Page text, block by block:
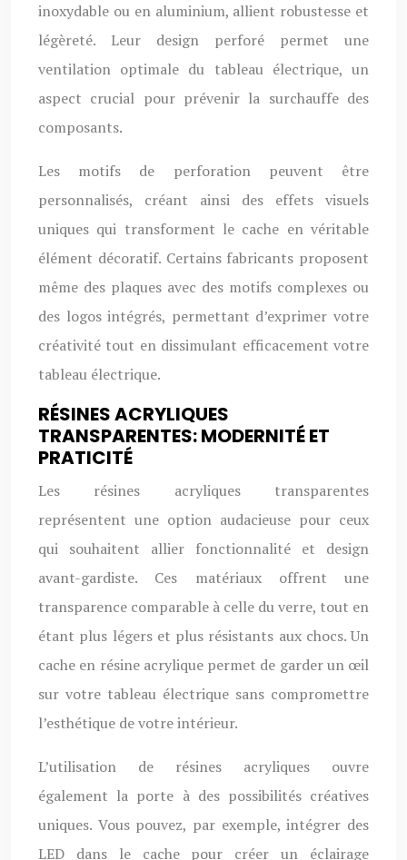
inoxydable ou en aluminium, allient robustesse et
légèreté. Leur design perforé permet une
ventilation optimale du tableau électrique, un
aspect crucial pour prévenir la surchauffe des
composants.
Les motifs de perforation peuvent être
personnalisés, créant ainsi des effets visuels
uniques qui transforment le cache en véritable
élément décoratif. Certains fabricants proposent
même des plaques avec des motifs complexes ou
des logos intégrés, permettant d’exprimer votre
créativité tout en dissimulant efficacement votre
tableau électrique.
RÉSINES ACRYLIQUES
TRANSPARENTES: MODERNITÉ ET
PRATICITÉ
Les résines acryliques transparentes
représentent une option audacieuse pour ceux
qui souhaitent allier fonctionnalité et design
avant-gardiste. Ces matériaux offrent une
transparence comparable à celle du verre, tout en
étant plus légers et plus résistants aux chocs. Un
cache en résine acrylique permet de garder un œil
sur votre tableau électrique sans compromettre
l’esthétique de votre intérieur.
L’utilisation de résines acryliques ouvre
également la porte à des possibilités créatives
uniques. Vous pouvez, par exemple, intégrer des
LED dans le cache pour créer un éclairage